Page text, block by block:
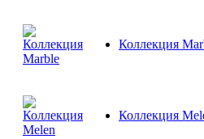
Коллекция
Коллекция